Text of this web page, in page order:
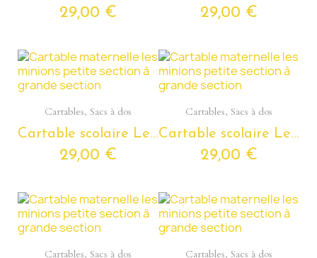
29,00 € 29,00 €
Aperçu rapide
Cartables, Sacs à dos
Cartable scolaire Les Minions – Sac à dos Les Minions pour enfants de 4 à 6 ans
29,00 €
Aperçu rapide
Cartables, Sacs à dos
Cartable scolaire Les Minions – Sac à dos Les Minions pour enfants de 4 à 6 ans
29,00 €
Aperçu rapide
Cartables, Sacs à dos Aperçu rapide
Cartables, Sacs à dos